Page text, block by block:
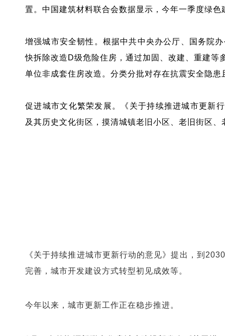
置。中国建筑材料联合会数据显示，今年一季度绿
增强城市安全韧性。根据中共中央办公厅、国务院
快拆除改造D级危险住房，通过加固、改建、重建
单位非成套住房改造。分类分批对存在抗震安全隐
促进城市文化繁荣发展。《关于持续推进城市更新
及其历史文化街区，摸清城镇老旧小区、老旧街区
《关于持续推进城市更新行动的意见》提出，到
完善，城市开发建设方式转型初见成效等。
今年以来，城市更新工作正在稳步推进。